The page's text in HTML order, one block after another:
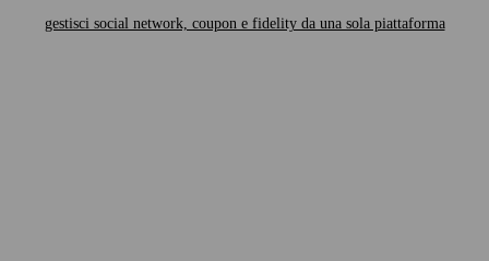
gestisci social network, coupon e fidelity da una sola piattaforma